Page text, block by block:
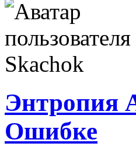
Энтропия
Ошибке